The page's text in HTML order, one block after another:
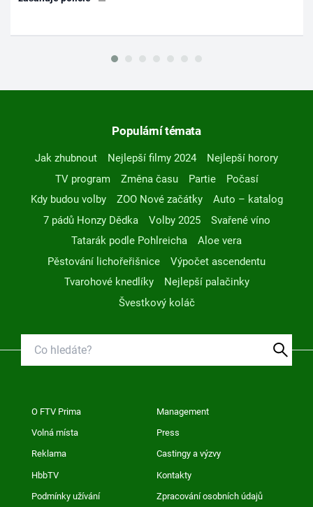
Populární témata
Jak zhubnout Nejlepší filmy 2024
Nejlepší horory
TV program
Změna času Partie
Počasí
Kdy budou volby
ZOO Nové začátky
Auto – katalog
7 pádů Honzy Dědka
Volby 2025
Svařené víno
Tatarák podle Pohlreicha
Aloe vera
Pěstování lichořeřišnice
Výpočet ascendentu
Tvarohové knedlíky
Nejlepší palačinky
Švestkový koláč
O FTV Prima Management
Volná místa Press
Reklama Castingy a výzvy
HbbTV Kontakty
Podmínky užívání Zpracování osobních údajů